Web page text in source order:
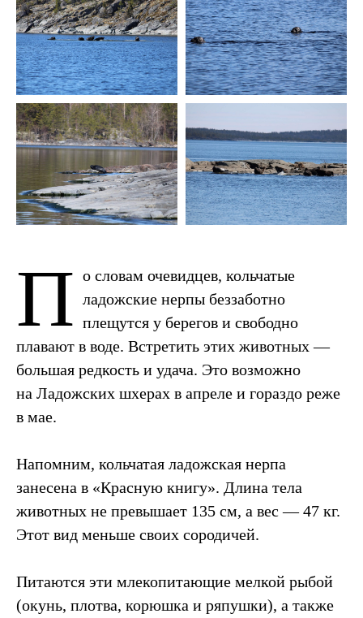
П о словам очевидцев, кольчатые
ладожские нерпы беззаботно
плещутся у берегов и свободно
плавают в воде. Встретить этих животных —
большая редкость и удача. Это возможно
на Ладожских шхерах в апреле и гораздо реже
в мае.
Напомним, кольчатая ладожская нерпа
занесена в «Красную книгу». Длина тела
животных не превышает 135 см, а вес — 47 кг.
Этот вид меньше своих сородичей.
Питаются эти млекопитающие мелкой рыбой
(окунь, плотва, корюшка и ряпушки), а также